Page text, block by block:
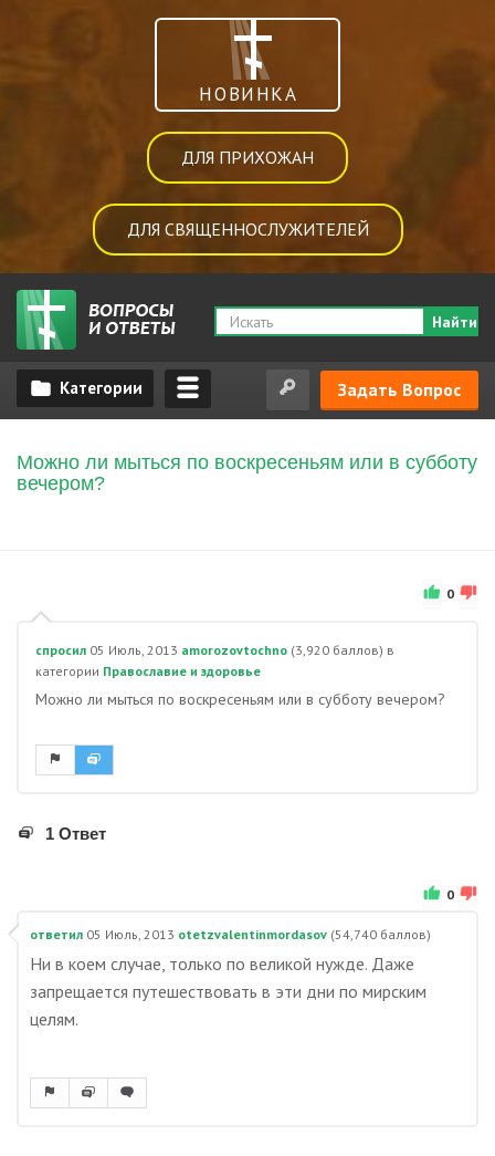
НОВИНКА
ДЛЯ ПРИХОЖАН
ДЛЯ СВЯЩЕННОСЛУЖИТЕЛЕЙ
Найти
Задать Вопрос
Можно ли мыться по воскресеньям или в субботу
вечером?
0
спросил 05 Июль, 2013 amorozovtochno (3,920 баллов) в
категории Православие и здоровье
Можно ли мыться по воскресеньям или в субботу вечером?
1 Ответ
0
ответил 05 Июль, 2013 otetzvalentinmordasov (54,740 баллов)
Ни в коем случае, только по великой нужде. Даже
запрещается путешествовать в эти дни по мирским
целям.